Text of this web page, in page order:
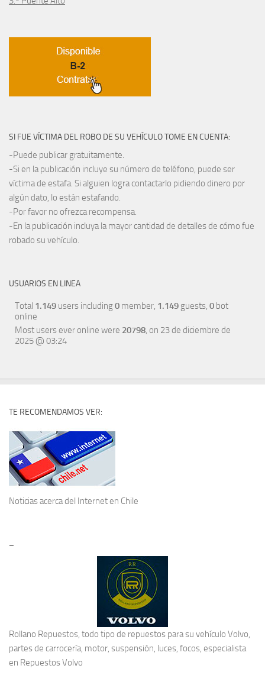
SI FUE VÍCTIMA DEL ROBO DE SU VEHÍCULO TOME EN CUENTA:
-Puede publicar gratuitamente.
-Si en la publicación incluye su número de teléfono, puede ser
víctima de estafa. Si alguien logra contactarlo pidiendo dinero por
algún dato, lo están estafando.
-Por favor no ofrezca recompensa.
-En la publicación incluya la mayor cantidad de detalles de cómo fue
robado su vehículo.
USUARIOS EN LINEA
Total 1.149 users including0 member, 1.149 guests, 0 bot
online
Most users ever online were 20798, on 23 de diciembre de
2025 @ 03:24
TE RECOMENDAMOS VER:
Noticias acerca del Internet en Chile
–
Rollano Repuestos, todo tipo de repuestos para su vehículo Volvo,
partes de carrocería, motor, suspensión, luces, focos, especialista
en Repuestos Volvo